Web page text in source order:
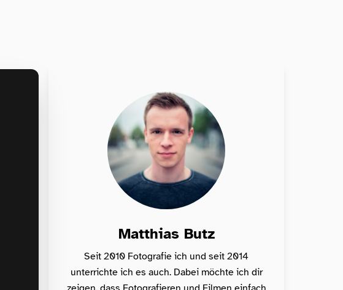
Matthias Butz
Seit 2010 Fotografie ich und seit 2014
unterrichte ich es auch. Dabei möchte ich dir